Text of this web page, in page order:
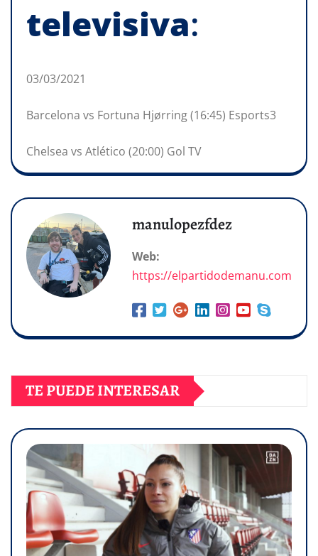
televisiva:
03/03/2021
Barcelona vs Fortuna Hjørring (16:45) Esports3
Chelsea vs Atlético (20:00) Gol TV
manulopezfdez
Web:
https://elpartidodemanu.com
TE PUEDE INTERESAR